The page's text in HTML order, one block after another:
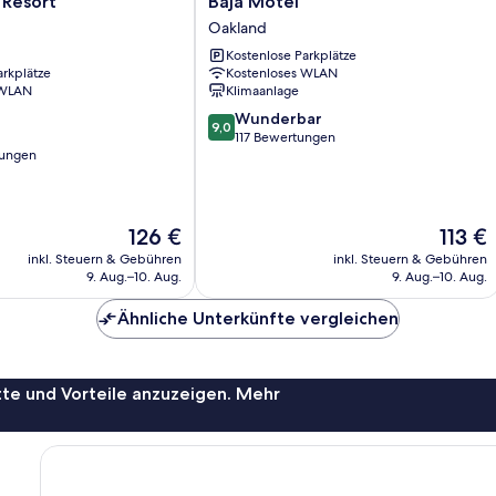
Der
Preis
beträgt
126 €
inkl. Steuern & Gebühren
9. Aug.–10. Aug.
Motel
Oakland
Oakland
Kostenlose Parkplätze
Kostenloses WLAN
Klimaanlage
9.0
von
9,0 Wunderbar
117 Bewertungen
Der
Preis
beträgt
113 €
inkl. Steuern & Gebühren
9. Aug.–10. Aug.
Ähnliche Unterkünfte vergleichen
und Vorteile anzuzeigen. Mehr